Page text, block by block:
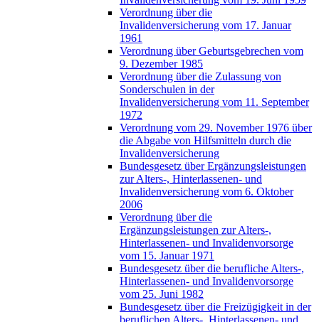
Verordnung über die
Invalidenversicherung vom 17. Januar
1961
Verordnung über Geburtsgebrechen vom
9. Dezember 1985
Verordnung über die Zulassung von
Sonderschulen in der
Invalidenversicherung vom 11. September
1972
Verordnung vom 29. November 1976 über
die Abgabe von Hilfsmitteln durch die
Invalidenversicherung
Bundesgesetz über Ergänzungsleistungen
zur Alters-, Hinterlassenen- und
Invalidenversicherung vom 6. Oktober
2006
Verordnung über die
Ergänzungsleistungen zur Alters-,
Hinterlassenen- und Invalidenvorsorge
vom 15. Januar 1971
Bundesgesetz über die berufliche Alters-,
Hinterlassenen- und Invalidenvorsorge
vom 25. Juni 1982
Bundesgesetz über die Freizügigkeit in der
beruflichen Alters-, Hinterlassenen- und